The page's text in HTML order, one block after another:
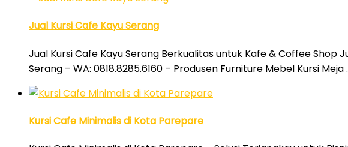
Jual Kursi Cafe Kayu Serang
Jual Kursi Cafe Kayu Serang Berkualitas untuk Kafe & Coffee Shop
Serang – WA: 0818.8285.6160 – Produsen Furniture Mebel Kursi Meja
Kursi Cafe Minimalis di Kota Parepare